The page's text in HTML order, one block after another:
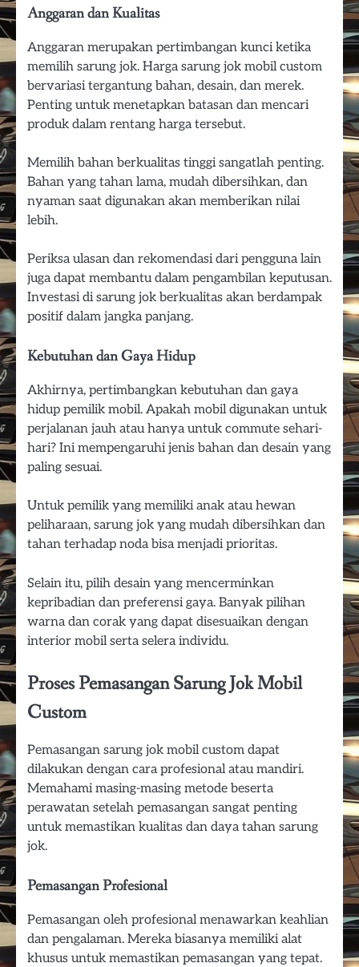
Anggaran dan Kualitas
Anggaran merupakan pertimbangan kunci ketika
memilih sarung jok. Harga sarung jok mobil custom
bervariasi tergantung bahan, desain, dan merek.
Penting untuk menetapkan batasan dan mencari
produk dalam rentang harga tersebut.
Memilih bahan berkualitas tinggi sangatlah penting.
Bahan yang tahan lama, mudah dibersihkan, dan
nyaman saat digunakan akan memberikan nilai
lebih.
Periksa ulasan dan rekomendasi dari pengguna lain
juga dapat membantu dalam pengambilan keputusan.
Investasi di sarung jok berkualitas akan berdampak
positif dalam jangka panjang.
Kebutuhan dan Gaya Hidup
Akhirnya, pertimbangkan kebutuhan dan gaya
hidup pemilik mobil. Apakah mobil digunakan untuk
perjalanan jauh atau hanya untuk commute sehari-
hari? Ini mempengaruhi jenis bahan dan desain yang
paling sesuai.
Untuk pemilik yang memiliki anak atau hewan
peliharaan, sarung jok yang mudah dibersihkan dan
tahan terhadap noda bisa menjadi prioritas.
Selain itu, pilih desain yang mencerminkan
kepribadian dan preferensi gaya. Banyak pilihan
warna dan corak yang dapat disesuaikan dengan
interior mobil serta selera individu.
Proses Pemasangan Sarung Jok Mobil
Custom
Pemasangan sarung jok mobil custom dapat
dilakukan dengan cara profesional atau mandiri.
Memahami masing-masing metode beserta
perawatan setelah pemasangan sangat penting
untuk memastikan kualitas dan daya tahan sarung
jok.
Pemasangan Profesional
Pemasangan oleh profesional menawarkan keahlian
dan pengalaman. Mereka biasanya memiliki alat
khusus untuk memastikan pemasangan yang tepat.